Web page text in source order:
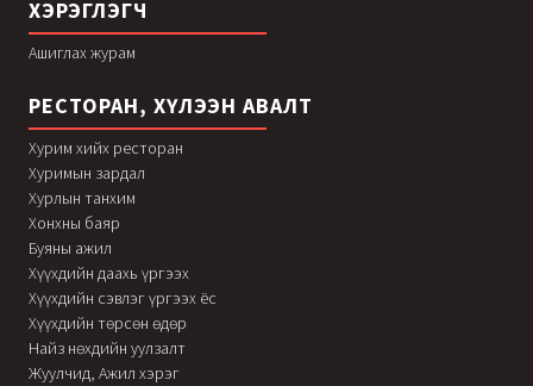
ХЭРЭГЛЭГЧ
Ашиглах журам
РЕСТОРАН, ХҮЛЭЭН АВАЛТ
Хурим хийх ресторан
Хуримын зардал
Хурлын танхим
Хонхны баяр
Буяны ажил
Хүүхдийн даахь үргээх
Хүүхдийн сэвлэг үргээх ёс
Хүүхдийн төрсөн өдөр
Найз нөхдийн уулзалт
Жуулчид, Ажил хэрэг